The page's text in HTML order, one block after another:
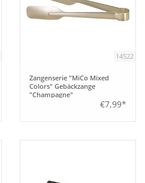
14522
Zangenserie "MiCo Mixed
Colors" Gebäckzange
"Champagne"
€7,99*